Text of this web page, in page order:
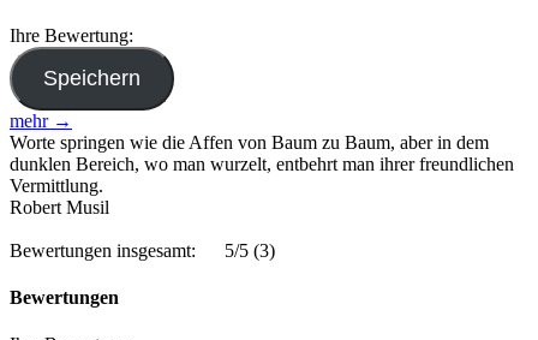
Ihre Bewertung:
mehr →
Worte springen wie die Affen von Baum zu Baum, aber in dem
dunklen Bereich, wo man wurzelt, entbehrt man ihrer freundlichen
Vermittlung.
Robert Musil
Bewertungen insgesamt: 5/5 (3)
Bewertungen